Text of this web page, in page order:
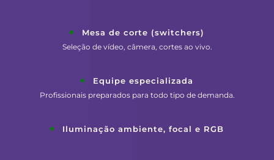
Mesa de corte (switchers)
Seleção de vídeo, câmera, cortes ao vivo.
Equipe especializada
Profissionais preparados para todo tipo de demanda.
Iluminação ambiente, focal e RGB